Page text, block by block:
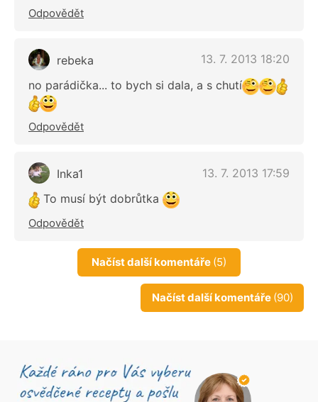
Odpovědět
rebeka
13. 7. 2013 18:20
no parádička... to bych si dala, a s chutí
Odpovědět
Inka1
13. 7. 2013 17:59
To musí být dobrůtka
Odpovědět
Načíst další komentáře (5)
Načíst další komentáře (90)